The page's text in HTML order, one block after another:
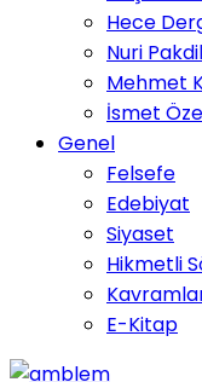
Hece
Nuri Pakdil
Mehmet
İsmet
Genel
Felsefe
Edebiyat
Siyaset
Hikmetli
E-Kitap